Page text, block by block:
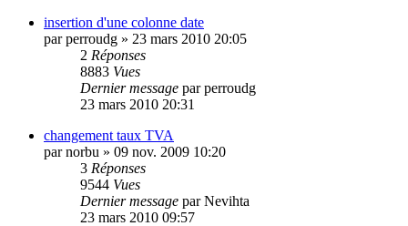
insertion d'une colonne date
parperroudg » 23 mars 2010 20:05
2 Réponses
8883 Vues
Dernier message parperroudg
23 mars 2010 20:31
changement taux TVA
parnorbu » 09 nov. 2009 10:20
3 Réponses
9544 Vues
Dernier message parNevihta
23 mars 2010 09:57